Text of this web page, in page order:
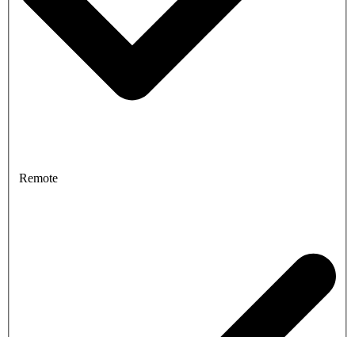
Remote